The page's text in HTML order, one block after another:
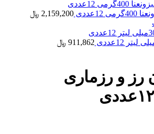
2,159,200 ﷼
911,862 ﷼
و رزماری